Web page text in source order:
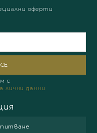
оферти
с
лични данни